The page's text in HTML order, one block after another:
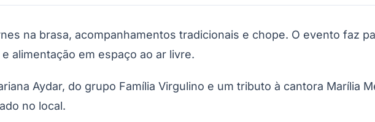
na brasa, acompanhamentos tradicionais e chope. O evento faz
alimentação em espaço ao ar livre.
Aydar, do grupo Família Virgulino e um tributo à cantora Marília
no local.